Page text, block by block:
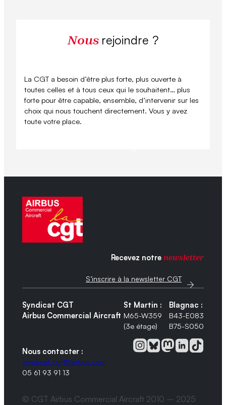
Nous rejoindre ?
La CGT a besoin d’être plus forte, plus ouverte à
toutes celles et à tous ceux qui le souhaitent… plus
forte pour être capable, ensemble, d’intervenir sur les
choix qui nous touchent directement. Vous y avez
toute votre place.
Recevez notre newsletter
S’inscrire à la newsletter CGT
Syndicat CGT
Airbus Commercial Aircraft
St Martin :
M65-W359
(3e étage)
Blagnac :
B43-E083
B75-S050
Nous contacter :
syndicat.cgt@airbus.com
05 61 93 91 13
© CGT Airbus Commercial Aircraft 2010 – 2025